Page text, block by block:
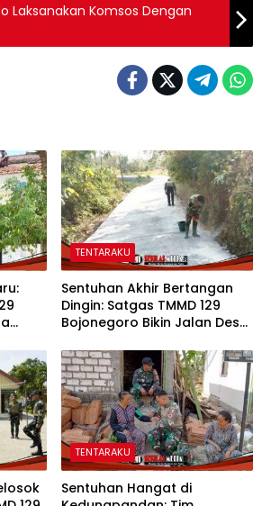
Laksanakan Komsos Dengan
TENTARAKU
Sentuhan Akhir Bertangan
Dingin: Satgas TMMD 129
Bojonegoro Bikin Jalan Desa
TENTARAKU
Sentuhan Hangat di